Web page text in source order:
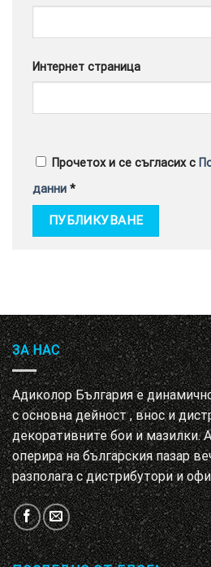
Интернет страница
Прочетох и се съгласих с
данни *
ЗА НАС
Адиколор България е
с основна дейност , внос и
декоративните бои и мазилки.
оперира на българския пазар
разполага с дистрибутори и